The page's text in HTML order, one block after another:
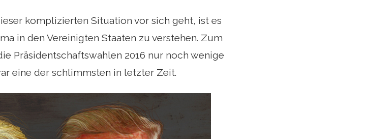
komplizierten Situation vor sich geht, ist es
in den Vereinigten Staaten zu verstehen. Zum
Präsidentschaftswahlen 2016 nur noch wenige
eine der schlimmsten in letzter Zeit.